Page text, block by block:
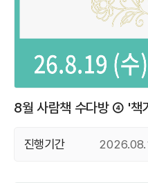
8월 사람책 수다방 ④ '책
진행기간